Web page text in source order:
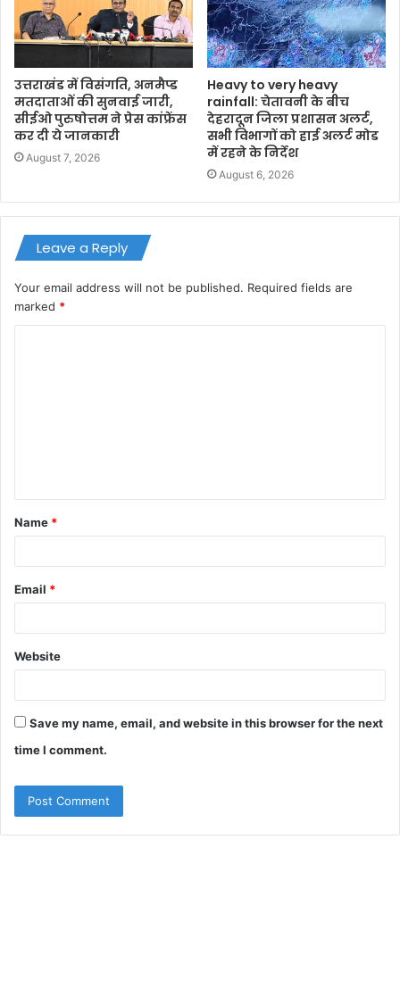
उत्तराखंड में विसंगति, अनमैप्ड
मतदाताओं की सुनवाई जारी,
सीईओ पुरुषोत्तम ने प्रेस कांफ्रेंस
कर दी ये जानकारी
August 7, 2026
Heavy to very heavy
rainfall: चेतावनी के बीच
देहरादून जिला प्रशासन अलर्ट,
सभी विभागों को हाई अलर्ट मोड
में रहने के निर्देश
August 6, 2026
Leave a Reply
Your email address will not be published. Required fields are
marked *
t
*
Name *
Email *
Website
Save my name, email, and website in this browser for the next
time I comment.